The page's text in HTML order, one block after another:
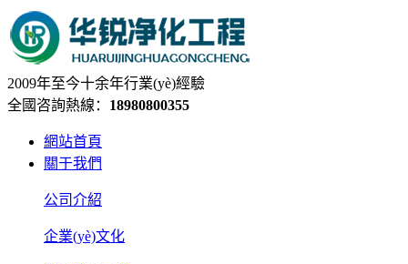
2009年至今十余年行業(yè)經驗
全國咨詢熱線： 18980800355
網站首頁
關于我們
公司介紹
企業(yè)文化